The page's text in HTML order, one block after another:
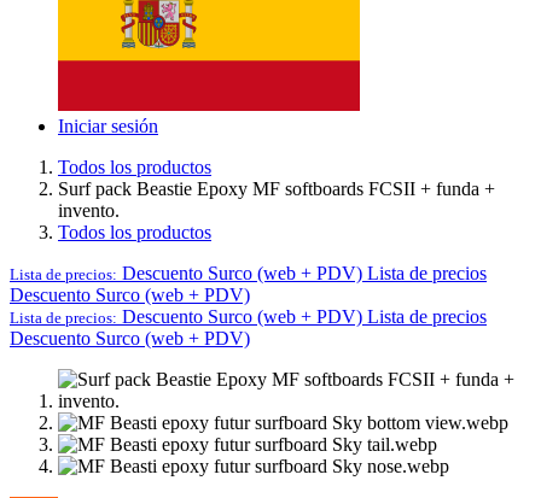
Iniciar sesión
Todos los productos
Surf pack Beastie Epoxy MF softboards FCSII + funda +
invento.
Todos los productos
Lista de precios: Descuento Surco (web + PDV) Lista de precios
Descuento Surco (web + PDV)
Lista de precios: Descuento Surco (web + PDV) Lista de precios
Descuento Surco (web + PDV)